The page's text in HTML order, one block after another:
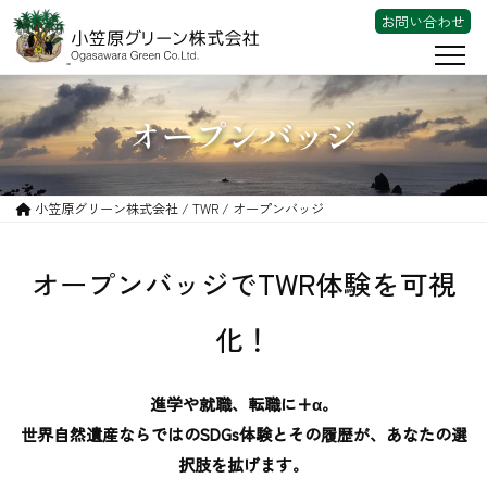
お問い合わせ
会社案内
事業内容
東京宝島チャレンジプロジェクト
Team Wood Repurpose
オープンバッジ
小笠原グリーン株式会社 / TWR / オープンバッジ
オープンバッジでTWR体験を可視
化！
進学や就職、転職に+α。
世界自然遺産ならではのSDGs体験とその履歴が、あなたの選
択肢を拡げます。